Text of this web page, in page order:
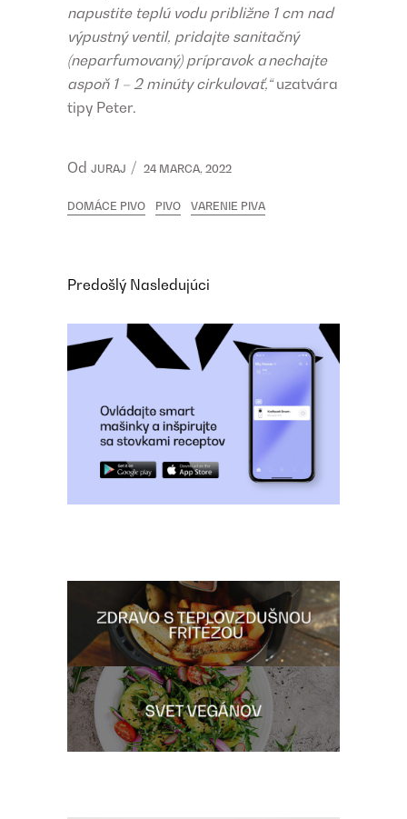
napustite teplú vodu približne 1 cm nad
výpustný ventil, pridajte sanitačný
(neparfumovaný) prípravok a nechajte
aspoň 1 – 2 minúty cirkulovať,“uzatvára
tipy Peter.
Od JURAJ 24 MARCA, 2022
DOMÁCE PIVO PIVO VARENIE PIVA
Predošlý Nasledujúci